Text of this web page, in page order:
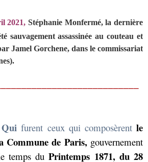
2021, Stéphanie Monfermé,la dernière
sauvagement assassinée au couteau et
Jamel Gorchene, dans le commissariat
furent ceux qui composèrentle
Commune de Paris, gouvernement
temps du Printemps 1871, du 28